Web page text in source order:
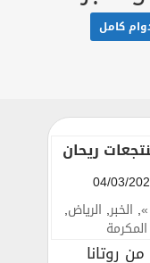
كامل
ريحان
, الخبر, الرياض,
روتانا